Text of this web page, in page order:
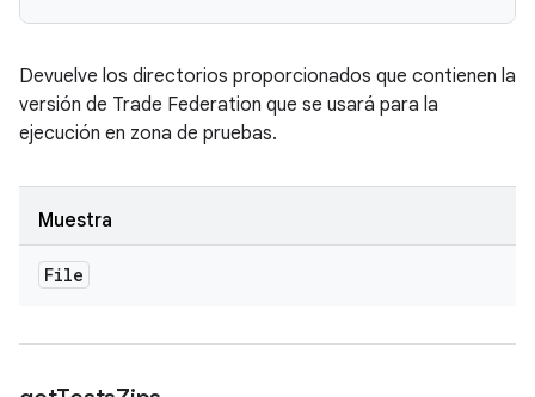
Devuelve los directorios proporcionados que contienen la
versión de Trade Federation que se usará para la
ejecución en zona de pruebas.
Muestra
File